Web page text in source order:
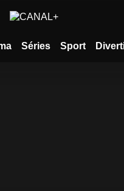
Séries Sport